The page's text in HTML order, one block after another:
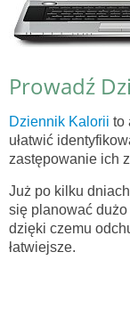
Prowadź
Dziennik Kalorii to
ułatwić
zastępowanie ich
Już po kilku
się planować dużo
dzięki czemu
łatwiejsze.